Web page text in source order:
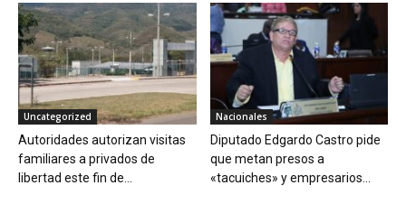
Uncategorized
Autoridades autorizan visitas
familiares a privados de
libertad este fin de...
Nacionales
Diputado Edgardo Castro pide
que metan presos a
«tacuiches» y empresarios...